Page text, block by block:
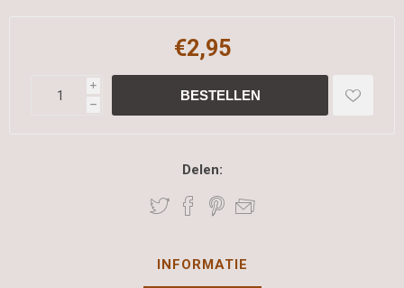
€2,95
i
h
Delen:
INFORMATIE